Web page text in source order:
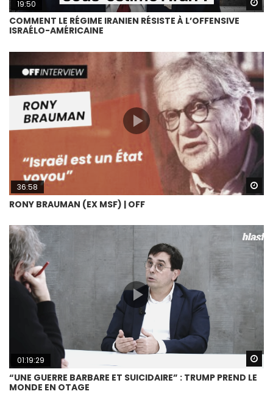
19:50
COMMENT LE RÉGIME IRANIEN RÉSISTE À L’OFFENSIVE
ISRAÉLO-AMÉRICAINE
36:58
RONY BRAUMAN (EX MSF) | OFF
01:19:29
“UNE GUERRE BARBARE ET SUICIDAIRE” : TRUMP PREND LE
MONDE EN OTAGE